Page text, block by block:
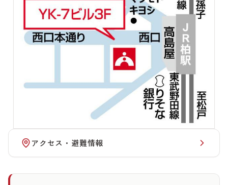
アクセス・避難情報